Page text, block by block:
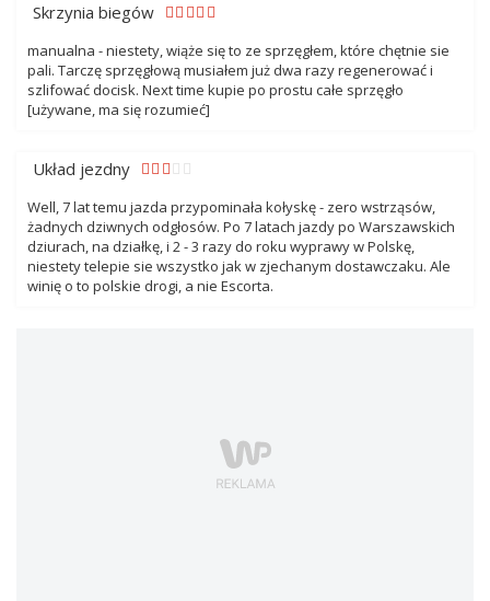
Skrzynia biegów
manualna - niestety, wiąże się to ze sprzęgłem, które chętnie sie
pali. Tarczę sprzęgłową musiałem już dwa razy regenerować i
szlifować docisk. Next time kupie po prostu całe sprzęgło
[używane, ma się rozumieć]
Układ jezdny
Well, 7 lat temu jazda przypominała kołyskę - zero wstrząsów,
żadnych dziwnych odgłosów. Po 7 latach jazdy po Warszawskich
dziurach, na działkę, i 2 - 3 razy do roku wyprawy w Polskę,
niestety telepie sie wszystko jak w zjechanym dostawczaku. Ale
winię o to polskie drogi, a nie Escorta.